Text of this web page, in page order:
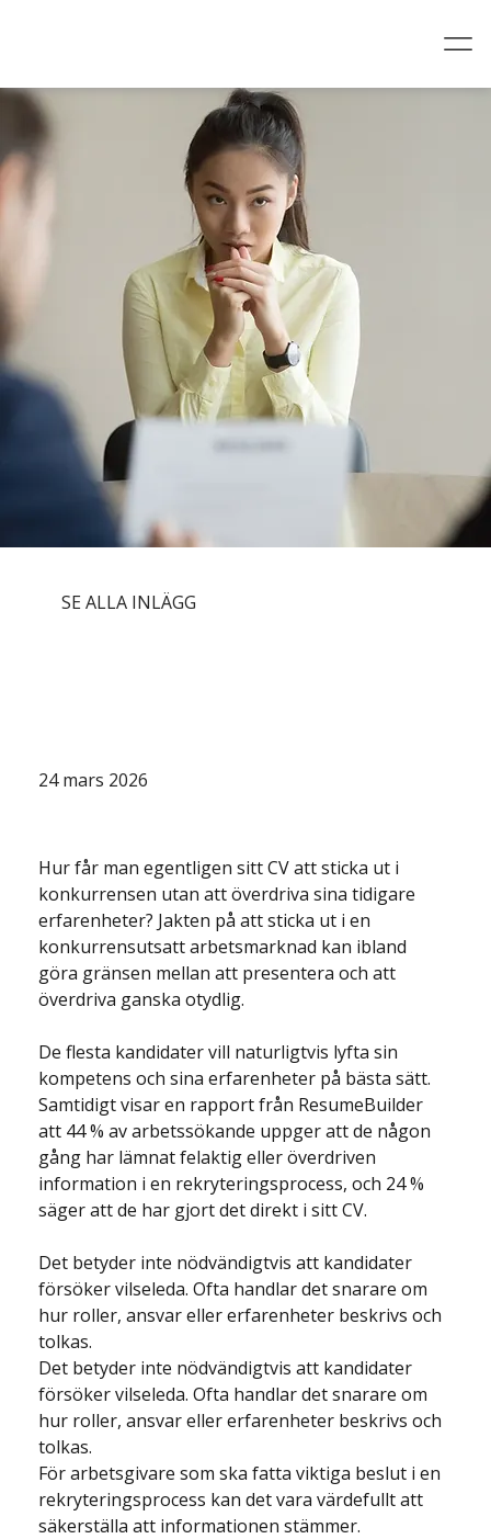
SE ALLA INLÄGG
24 mars 2026
Hur får man egentligen sitt CV att sticka ut i
konkurrensen utan att överdriva sina tidigare
erfarenheter? Jakten på att sticka ut i en
konkurrensutsatt arbetsmarknad kan ibland
göra gränsen mellan att presentera och att
överdriva ganska otydlig.
De flesta kandidater vill naturligtvis lyfta sin
kompetens och sina erfarenheter på bästa sätt.
Samtidigt visar en rapport från ResumeBuilder
att 44 % av arbetssökande uppger att de någon
gång har lämnat felaktig eller överdriven
information i en rekryteringsprocess, och 24 %
säger att de har gjort det direkt i sitt CV.
Det betyder inte nödvändigtvis att kandidater
försöker vilseleda. Ofta handlar det snarare om
hur roller, ansvar eller erfarenheter beskrivs och
tolkas.
Det betyder inte nödvändigtvis att kandidater
försöker vilseleda. Ofta handlar det snarare om
hur roller, ansvar eller erfarenheter beskrivs och
tolkas.
För arbetsgivare som ska fatta viktiga beslut i en
rekryteringsprocess kan det vara värdefullt att
säkerställa att informationen stämmer.